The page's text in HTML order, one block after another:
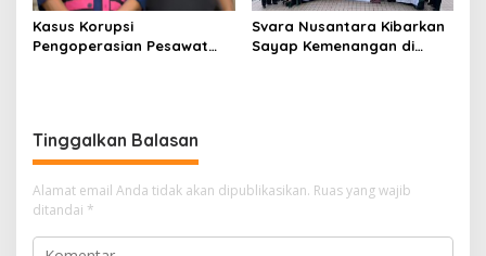
Kasus Korupsi
Pengoperasian Pesawat
Svara Nusantara Kibarkan
Sayap Kemenangan di
Tinggalkan Balasan
Alamat email Anda tidak akan dipublikasikan. Ruas yang wajib
ditandai *